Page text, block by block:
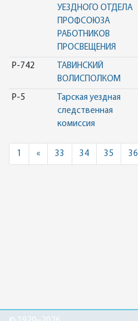
УЕЗДНОГО ОТДЕЛА
ПРОФСОЮЗА
РАБОТНИКОВ
ПРОСВЕЩЕНИЯ
Р-742
ТАВИНСКИЙ
ВОЛИСПОЛКОМ
Р-5
Тарская уездная
следственная
комиссия
1 «Previous
33 34 35 36